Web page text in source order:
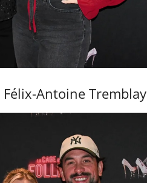
Antoine Tremblay